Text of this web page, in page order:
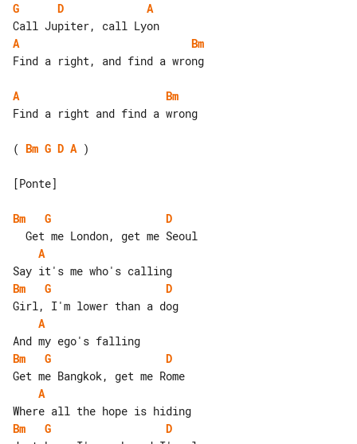
G
D
A
A
Bm
Find a right, and find a wrong
A
Bm
Find a right and find a wrong
( Bm G D A )
[Ponte]
Bm G
D
A
Bm
G
D
A
Bm
G
D
A
Bm
G
D